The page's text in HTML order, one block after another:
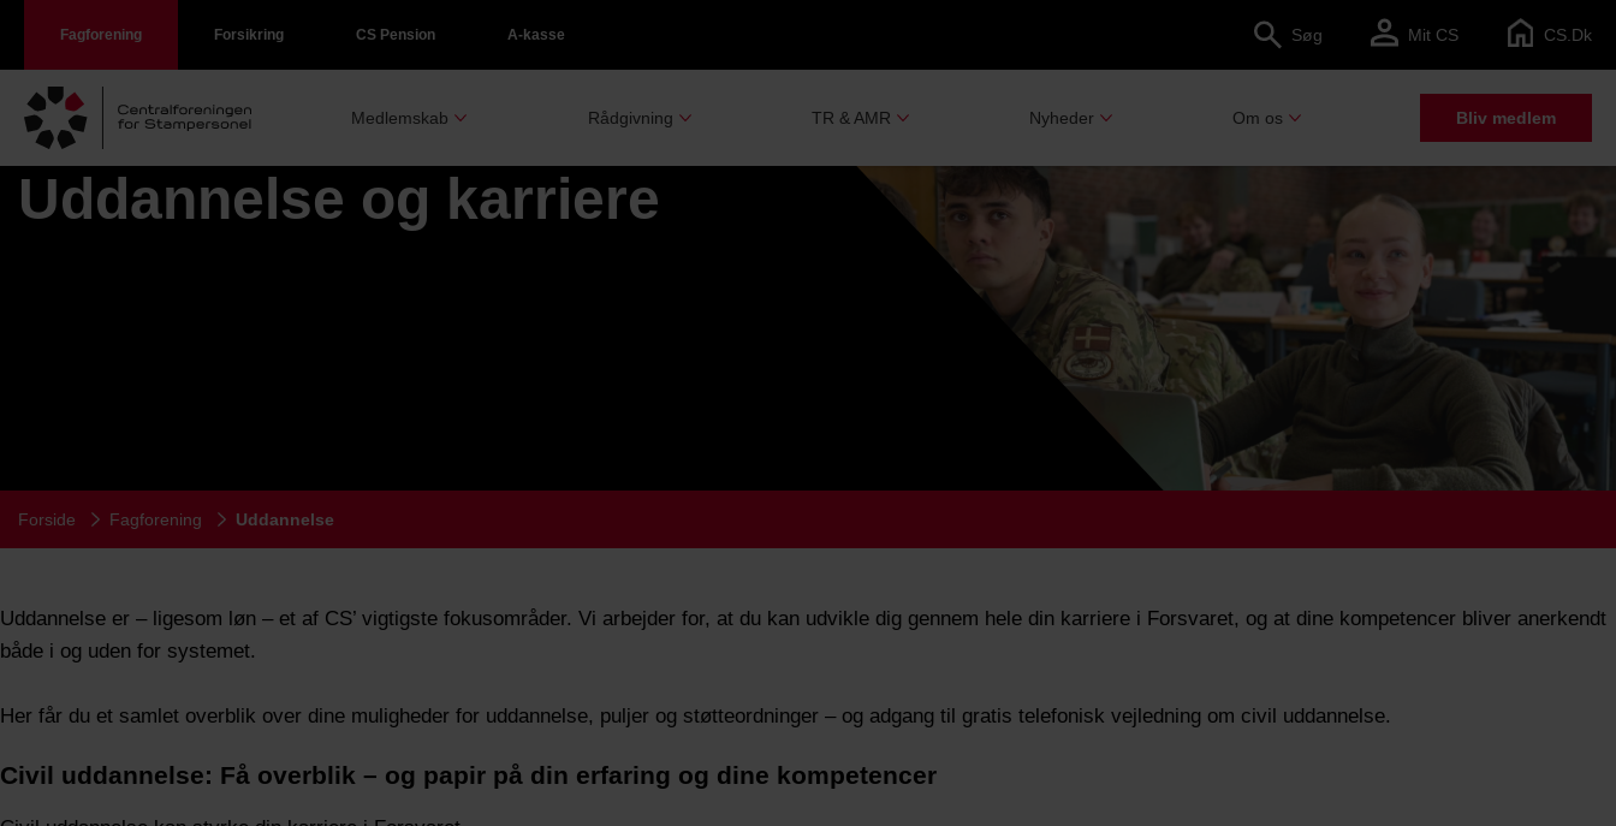
Fagforening Forsikring CS Pension A-kasse Søg Mit CS CS.dk
Medlemskab Rådgivning TR & AMR Nyheder Om os Bliv medlem
Uddannelse og karriere
Forside Fagforening Uddannelse
Uddannelse er – ligesom løn – et af CS’ vigtigste fokusområder. Vi arbejder for, at du kan udvikle dig gennem hele din karriere i Forsvaret, og at dine kompetencer bliver anerkendt
både i og uden for systemet.
Her får du et samlet overblik over dine muligheder for uddannelse, puljer og støtteordninger – og adgang til gratis telefonisk vejledning om civil uddannelse.
Civil uddannelse: Få overblik – og papir på din erfaring og dine kompetencer